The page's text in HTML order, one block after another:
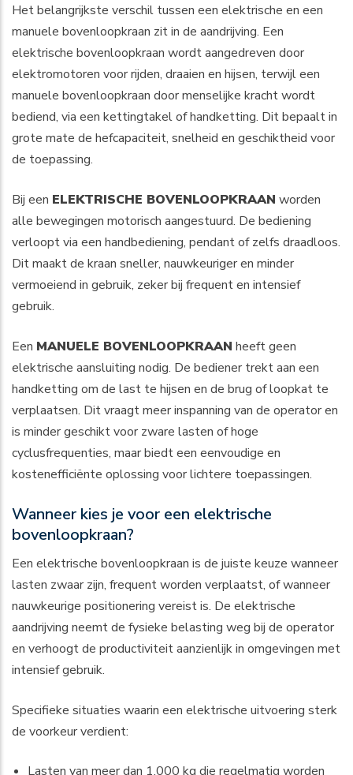
Het belangrijkste verschil tussen een elektrische en een
manuele bovenloopkraan zit in de aandrijving. Een
elektrische bovenloopkraan wordt aangedreven door
elektromotoren voor rijden, draaien en hijsen, terwijl een
manuele bovenloopkraan door menselijke kracht wordt
bediend, via een kettingtakel of handketting. Dit bepaalt in
grote mate de hefcapaciteit, snelheid en geschiktheid voor
de toepassing.
Bij een ELEKTRISCHE BOVENLOOPKRAAN worden
alle bewegingen motorisch aangestuurd. De bediening
verloopt via een handbediening, pendant of zelfs draadloos.
Dit maakt de kraan sneller, nauwkeuriger en minder
vermoeiend in gebruik, zeker bij frequent en intensief
gebruik.
Een MANUELE BOVENLOOPKRAAN heeft geen
elektrische aansluiting nodig. De bediener trekt aan een
handketting om de last te hijsen en de brug of loopkat te
verplaatsen. Dit vraagt meer inspanning van de operator en
is minder geschikt voor zware lasten of hoge
cyclusfrequenties, maar biedt een eenvoudige en
kostenefficiënte oplossing voor lichtere toepassingen.
Wanneer kies je voor een elektrische
bovenloopkraan?
Een elektrische bovenloopkraan is de juiste keuze wanneer
lasten zwaar zijn, frequent worden verplaatst, of wanneer
nauwkeurige positionering vereist is. De elektrische
aandrijving neemt de fysieke belasting weg bij de operator
en verhoogt de productiviteit aanzienlijk in omgevingen met
intensief gebruik.
Specifieke situaties waarin een elektrische uitvoering sterk
de voorkeur verdient:
Lasten van meer dan 1.000 kg die regelmatig worden